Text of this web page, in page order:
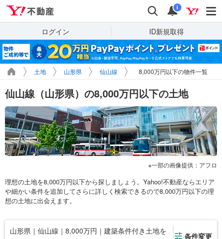
検索 通知
i
ログイン ID新規取得
土地 山形県 仙山線 8,000万円以下の物件一覧
仙山線（山形県）の8,000万円以下の土地
一部の画像提供：アフロ
理想の土地を8,000万円以下から探しましょう。Yahoo!不動産ならエリア
や細かい条件を追加してさらに詳しく検索できるので8,000万円以下の理
想の土地に出会えます。
山形県｜仙山線｜8,000万円｜建築条件付き土地を
条件変更